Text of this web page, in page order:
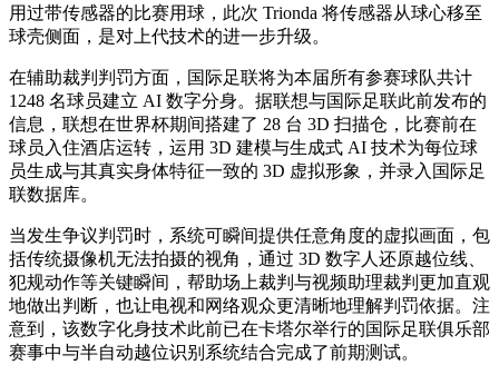
用过带传感器的比赛用球，此次 Trionda 将传感器从球心移至
球壳侧面，是对上代技术的进一步升级。
在辅助裁判判罚方面，国际足联将为本届所有参赛球队共计
1248 名球员建立 AI 数字分身。据联想与国际足联此前发布的
信息，联想在世界杯期间搭建了 28 台 3D 扫描仓，比赛前在
球员入住酒店运转，运用 3D 建模与生成式 AI 技术为每位球
员生成与其真实身体特征一致的 3D 虚拟形象，并录入国际足
联数据库。
当发生争议判罚时，系统可瞬间提供任意角度的虚拟画面，包
括传统摄像机无法拍摄的视角，通过 3D 数字人还原越位线、
犯规动作等关键瞬间，帮助场上裁判与视频助理裁判更加直观
地做出判断，也让电视和网络观众更清晰地理解判罚依据。注
意到，该数字化身技术此前已在卡塔尔举行的国际足联俱乐部
赛事中与半自动越位识别系统结合完成了前期测试。